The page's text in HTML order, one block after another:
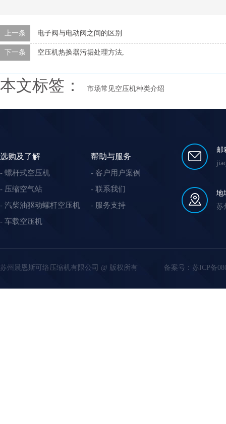
上一条 电子阀与电动阀之间的区别
下一条 空压机热换器污垢处理方法,
本文标签： 市场常见空压机种类介绍
选购及了解
螺杆式空压机
压缩空气站
汽柴油驱动螺杆空压机
车载空压机
帮助与服务
客户用户案例
联系我们
服务支持
邮
地
苏
苏州晨恩斯可络压缩机有限公司 @ 版权所有 备案号： 苏ICP备